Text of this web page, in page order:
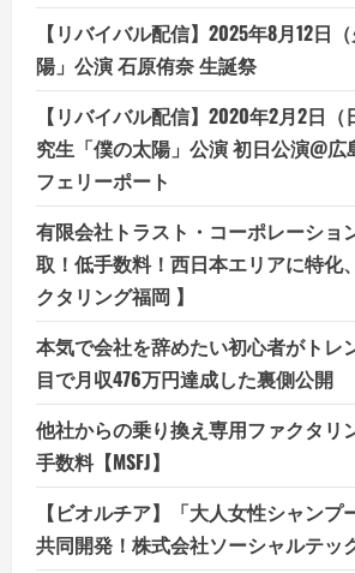
【リバイバル配信】2025年8月12日
陽」公演 石原侑奈 生誕祭
【リバイバル配信】2020年2月2日（
究生「僕の太陽」公演 初日公演@
フェリーポート
有限会社トラスト・コーポレーショ
取！低手数料！西日本エリアに特化
クタリング福岡 】
本気で会社を辞めたい初心者がトレ
目で月収476万円達成した裏側公開
他社からの乗り換え専用ファクタリ
手数料【MSFJ】
【ビオルチア】「大人女性シャンプ
共同開発！株式会社ソーシャルテッ